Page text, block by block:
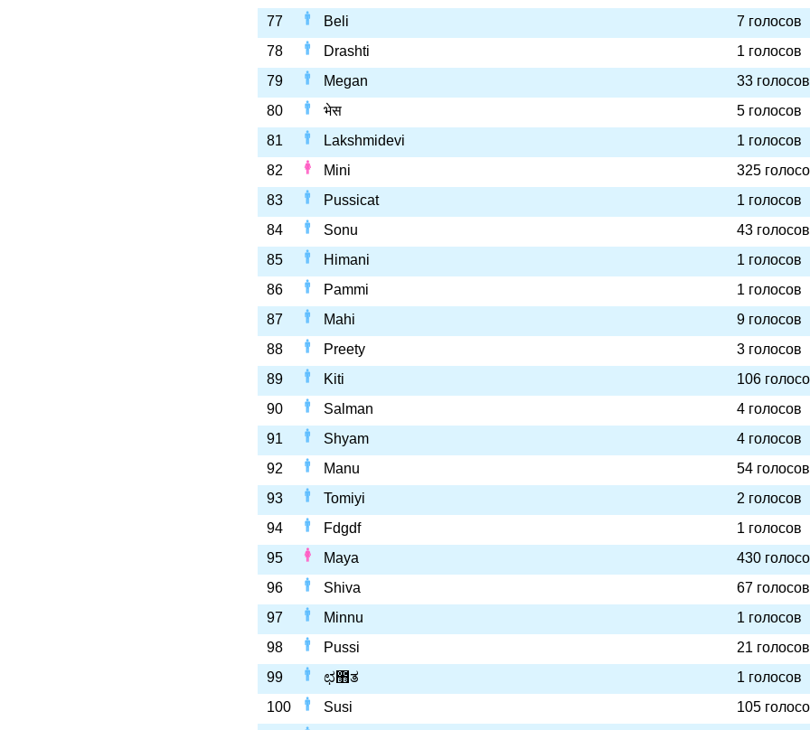
77
Beli
7 голосов
78
Drashti
1 голосов
79
Megan
33 голосов
80
भेस
5 голосов
81
Lakshmidevi
1 голосов
82
Mini
325
83
Pussicat
1 голосов
84
Sonu
43 голосов
85
Himani
1 голосов
86
Pammi
1 голосов
87
Mahi
9 голосов
88
Preety
3 голосов
89
Kiti
106
90
Salman
4 голосов
91
Shyam
4 голосов
92
Manu
54 голосов
93
Tomiyi
2 голосов
94
Fdgdf
1 голосов
95
Maya
430
96
Shiva
67 голосов
97
Minnu
1 голосов
98
Pussi
21 голосов
99
ಛ಻ತ
1 голосов
100
Susi
105